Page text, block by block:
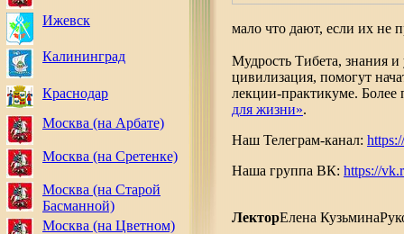
Ижевск
Калининград
Краснодар
Москва (на Арбате)
Москва (на Сретенке)
Москва (на Старой
Басманной)
Москва (на Цветном)
мало что дают, если их не
Мудрость Тибета, знания
цивилизация, помогут
лекции-практикуме. Более
для жизни».
Наш Телеграм-канал:
Наша группа ВК: https://
ЛекторЕлена Кузьмина